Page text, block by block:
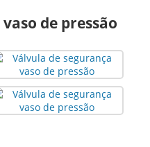
de pressão